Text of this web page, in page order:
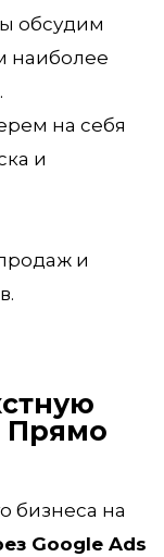
обсудим
наиболее
на себя
и
и
Прямо
бизнеса на
Google Ads